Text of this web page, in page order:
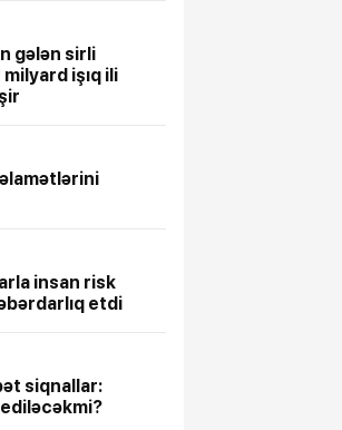
gələn sirli
işıq ili
insan risk
etdi
siqnallar: